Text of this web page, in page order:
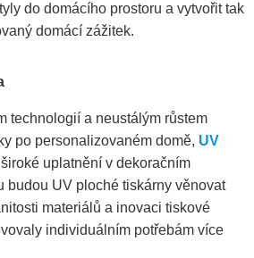
do domácího prostoru a vytvořit tak
domácí zážitek.
technologií a neustálým růstem
po personalizovaném domě, UV
uplatnění v dekoračním
budou UV ploché tiskárny věnovat
materiálů a inovaci tiskové
individuálním potřebám více